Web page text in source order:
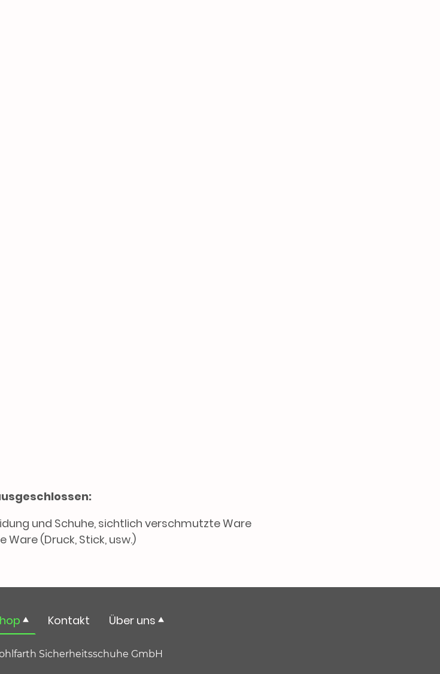
und Schuhe, sichtlich verschmutzte Ware
Ware (Druck, Stick, usw.)
Kontakt Über uns
Sicherheitsschuhe GmbH